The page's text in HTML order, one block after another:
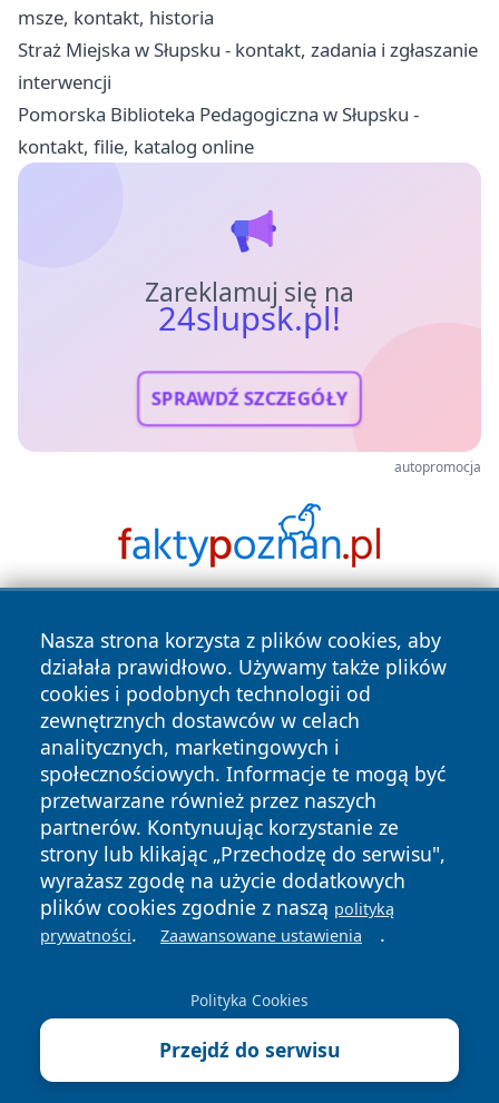
msze, kontakt, historia
Straż Miejska w Słupsku - kontakt, zadania i zgłaszanie
interwencji
Pomorska Biblioteka Pedagogiczna w Słupsku -
kontakt, filie, katalog online
Zareklamuj się na
24slupsk.pl!
SPRAWDŹ SZCZEGÓŁY
autopromocja
Nasza strona korzysta z plików cookies, aby
działała prawidłowo. Używamy także plików
cookies i podobnych technologii od
zewnętrznych dostawców w celach
analitycznych, marketingowych i
społecznościowych. Informacje te mogą być
przetwarzane również przez naszych
partnerów. Kontynuując korzystanie ze
strony lub klikając „Przechodzę do serwisu",
wyrażasz zgodę na użycie dodatkowych
plików cookies zgodnie z naszą polityką
prywatności. Zaawansowane ustawienia .
Polityka Cookies
Przejdź do serwisu
Copyright © 2026 24slupsk.pl Wszystkie prawa zastrzeżone.
News Autorzy
Polityka
Prywatności
Polityka
Cookies